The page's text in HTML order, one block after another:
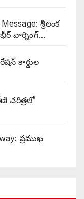
శ్రీలంక
వార్నింగ్…
కార్డుల
చరిత్రలో
ప్రముఖ